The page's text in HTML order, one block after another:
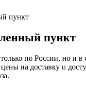
пункт
пункт
по России, но и
цены на доставку и